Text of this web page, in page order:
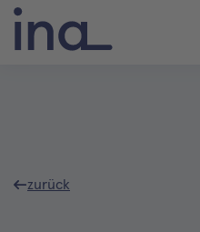
zurück